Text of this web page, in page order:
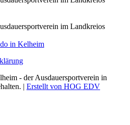
- der Ausdauersportverein in
| Erstellt von HOG EDV